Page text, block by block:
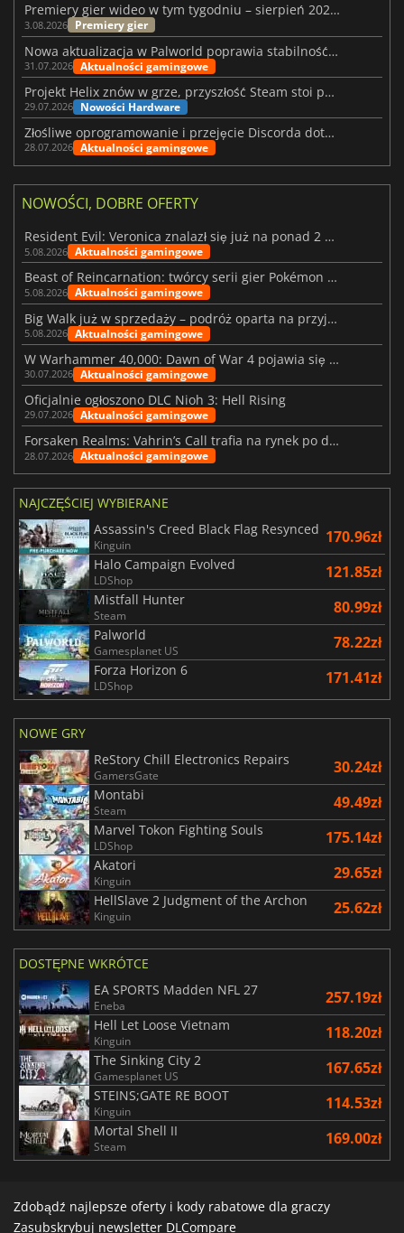
Premiery gier wideo w tym tygodniu – sierpień 2026 r. (32. tydzień)
3.08.2026 Premiery gier
Nowa aktualizacja w Palworld poprawia stabilność Sunreach i walk z bossami
31.07.2026 Aktualności gamingowe
Projekt Helix znów w grze, przyszłość Steam stoi pod znakiem zapytania
29.07.2026 Nowości Hardware
Złośliwe oprogramowanie i przejęcie Discorda dotknęły Meccha Chameleon
28.07.2026 Aktualności gamingowe
NOWOŚCI, DOBRE OFERTY
Resident Evil: Veronica znalazł się już na ponad 2 milionach list życzeń
5.08.2026 Aktualności gamingowe
Beast of Reincarnation: twórcy serii gier Pokémon wkraczają na nową ścieżkę
5.08.2026 Aktualności gamingowe
Big Walk już w sprzedaży – podróż oparta na przyjaźni
5.08.2026 Aktualności gamingowe
W Warhammer 40,000: Dawn of War 4 pojawia się frakcja Nekronów
30.07.2026 Aktualności gamingowe
Oficjalnie ogłoszono DLC Nioh 3: Hell Rising
29.07.2026 Aktualności gamingowe
Forsaken Realms: Vahrin’s Call trafia na rynek po dziesięciu latach prac
28.07.2026 Aktualności gamingowe
NAJCZĘŚCIEJ WYBIERANE
Assassin's Creed Black Flag Resynced
Kinguin 170.96zł
Halo Campaign Evolved
LDShop 121.85zł
Mistfall Hunter
Steam 80.99zł
Palworld
Gamesplanet US 78.22zł
Forza Horizon 6
LDShop 171.41zł
NOWE GRY
ReStory Chill Electronics Repairs
GamersGate 30.24zł
Montabi
Steam 49.49zł
Marvel Tokon Fighting Souls
LDShop 175.14zł
Akatori
Kinguin 29.65zł
HellSlave 2 Judgment of the Archon
Kinguin 25.62zł
DOSTĘPNE WKRÓTCE
EA SPORTS Madden NFL 27
Eneba 257.19zł
Hell Let Loose Vietnam
Kinguin 118.20zł
The Sinking City 2
Gamesplanet US 167.65zł
STEINS;GATE RE BOOT
Kinguin 114.53zł
Mortal Shell II
Steam 169.00zł
Zdobądź najlepsze oferty i kody rabatowe dla graczy
Zasubskrybuj newsletter DLCompare